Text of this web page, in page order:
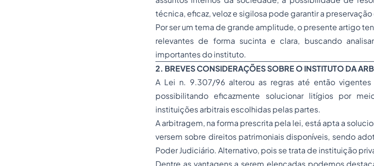
técnica, eficaz, veloz e sigilosa pode garantir a
Por ser um tema de grande amplitude, o presente artigo
relevantes de forma sucinta e clara, buscando
importantes do instituto.
2. BREVES CONSIDERAÇÕES SOBRE O INSTITUTO DA
A Lei n. 9.307/96 alterou as regras até então vigentes
possibilitando eficazmente solucionar litígios por
instituições arbitrais escolhidas pelas partes.
A arbitragem, na forma prescrita pela lei, está apta a
versem sobre direitos patrimoniais disponíveis, sendo
Poder Judiciário. Alternativo, pois se trata de instituição
Dentre as vantagens a serem elencadas podemos